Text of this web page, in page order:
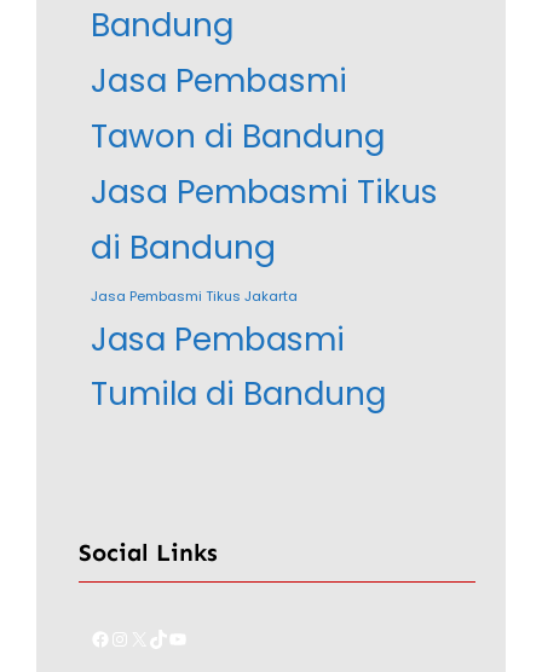
Bandung
Jasa Pembasmi
Tawon di Bandung
Jasa Pembasmi Tikus
di Bandung
Jasa Pembasmi Tikus Jakarta
Jasa Pembasmi
Tumila di Bandung
Social Links
Facebook Instagram TikTok YouTube